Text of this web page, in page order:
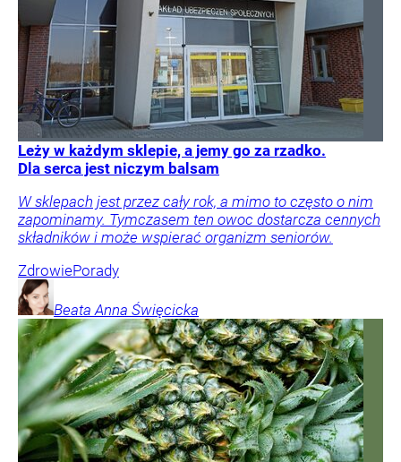
Leży w każdym sklepie, a jemy go za rzadko.
Dla serca jest niczym balsam
W sklepach jest przez cały rok, a mimo to często o nim
zapominamy. Tymczasem ten owoc dostarcza cennych
składników i może wspierać organizm seniorów.
ZdrowiePorady
Beata Anna Święcicka